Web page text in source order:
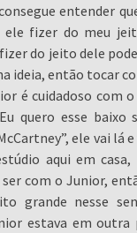
entender
ele fizer do meu
fizer do jeito dele
ideia, então tocar
é cuidadoso com o
quero esse baixo
ele vai lá
aqui em casa,
com o Junior,
grande nesse
estava em outra